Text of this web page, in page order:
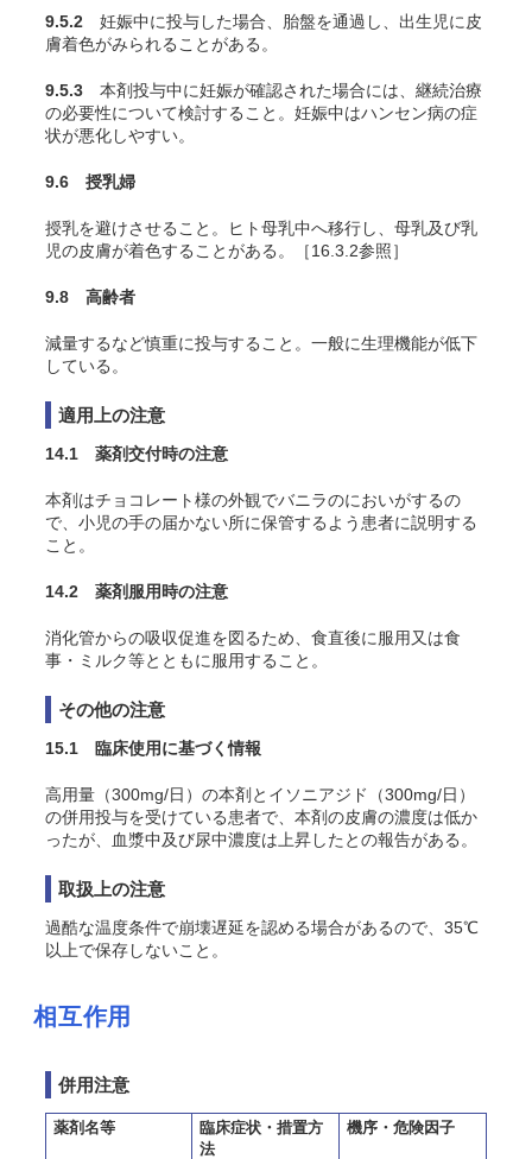
9.5.2 妊娠中に投与した場合、胎盤を通過し、出生児に皮
膚着色がみられることがある。
9.5.3 本剤投与中に妊娠が確認された場合には、継続治療
の必要性について検討すること。妊娠中はハンセン病の症
状が悪化しやすい。
9.6 授乳婦
授乳を避けさせること。ヒト母乳中へ移行し、母乳及び乳
児の皮膚が着色することがある。［16.3.2参照］
9.8 高齢者
減量するなど慎重に投与すること。一般に生理機能が低下
している。
適用上の注意
14.1 薬剤交付時の注意
本剤はチョコレート様の外観でバニラのにおいがするの
で、小児の手の届かない所に保管するよう患者に説明する
こと。
14.2 薬剤服用時の注意
消化管からの吸収促進を図るため、食直後に服用又は食
事・ミルク等とともに服用すること。
その他の注意
15.1 臨床使用に基づく情報
高用量（300mg/日）の本剤とイソニアジド（300mg/日）
の併用投与を受けている患者で、本剤の皮膚の濃度は低か
ったが、血漿中及び尿中濃度は上昇したとの報告がある。
取扱上の注意
過酷な温度条件で崩壊遅延を認める場合があるので、35℃
以上で保存しないこと。
相互作用
併用注意
薬剤名等
臨床症状・措置方
法
機序・危険因子